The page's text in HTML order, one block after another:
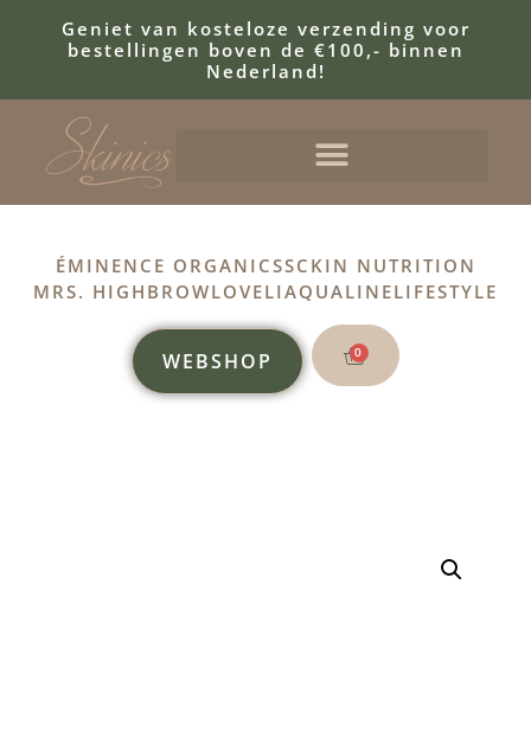
Geniet van kosteloze verzending voor
bestellingen boven de €100,- binnen
Nederland!
ÉMINENCE ORGANICSSCKIN NUTRITION
MRS. HIGHBROWLOVELIAQUALINELIFESTYLE
WEBSHOP 0